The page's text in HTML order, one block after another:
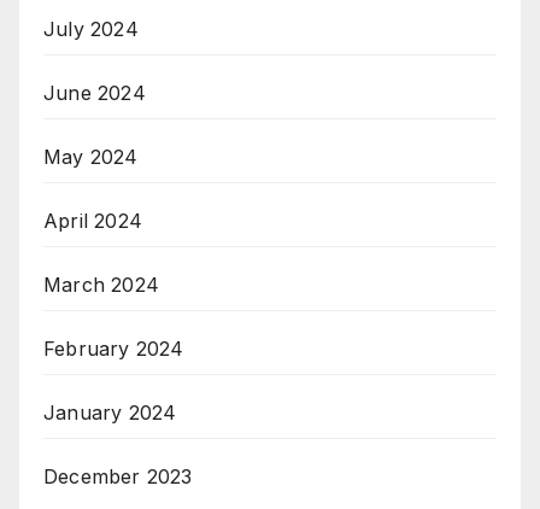
July 2024
June 2024
May 2024
April 2024
March 2024
February 2024
January 2024
December 2023